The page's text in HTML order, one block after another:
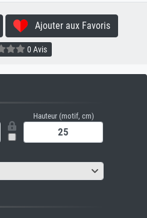
Ajouter aux Favoris
0 Avis
Hauteur (motif, cm)